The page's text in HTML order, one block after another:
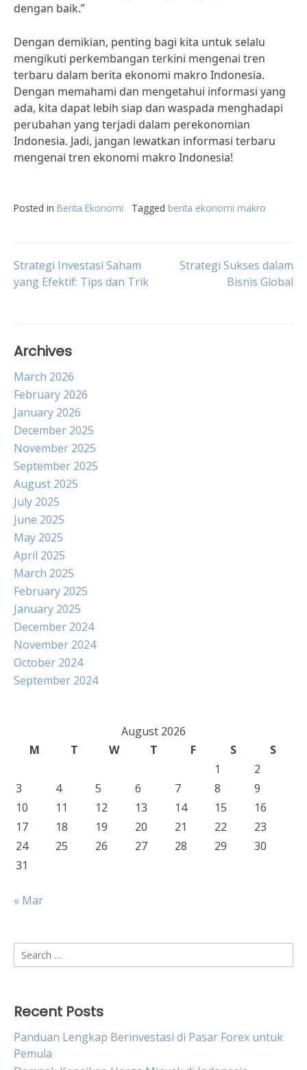
dengan baik.”
Dengan demikian, penting bagi kita untuk selalu
mengikuti perkembangan terkini mengenai tren
terbaru dalam berita ekonomi makro Indonesia.
Dengan memahami dan mengetahui informasi yang
ada, kita dapat lebih siap dan waspada menghadapi
perubahan yang terjadi dalam perekonomian
Indonesia. Jadi, jangan lewatkan informasi terbaru
mengenai tren ekonomi makro Indonesia!
Posted in Berita Ekonomi Tagged berita ekonomi makro
Post
Strategi Investasi Saham
yang Efektif: Tips dan Trik
Strategi Sukses dalam
Bisnis Global
Archives
March 2026
February 2026
January 2026
December 2025
November 2025
September 2025
August 2025
July 2025
June 2025
May 2025
April 2025
March 2025
February 2025
January 2025
December 2024
November 2024
October 2024
September 2024
August 2026
M
T W T F S
S
1
2
3
4 5 6 7 8
9
10
11 12 13 14 15
16
17
18 19 20 21 22
23
24
25 26 27 28 29
30
31
« Mar
Search
for:
Recent Posts
Panduan Lengkap Berinvestasi di Pasar Forex untuk
Pemula